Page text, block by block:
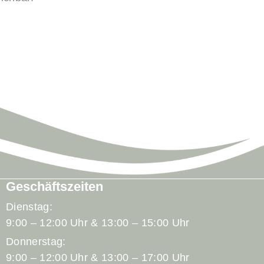
Geschäftszeiten
Dienstag:
9:00 – 12:00 Uhr & 13:00 – 15:00 Uhr
Donnerstag:
9:00 – 12:00 Uhr & 13:00 – 17:00 Uhr